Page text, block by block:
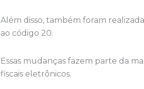
Além disso, também foram
ao código 20.
Essas mudanças fazem parte da
fiscais eletrônicos.